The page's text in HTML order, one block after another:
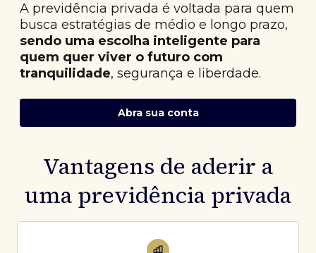
A previdência privada é voltada para quem
busca estratégias de médio e longo prazo,
sendo uma escolha inteligente para
quem quer viver o futuro com
tranquilidade, segurança e liberdade.
Abra sua conta
Vantagens de aderir a
uma previdência privada